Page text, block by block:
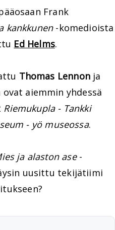
Frank
kankkunen-komedioista
Ed Helms.
Thomas Lennonja
aiemmin yhdessä
Riemukupla - Tankki
- yö museossa.
ja alaston ase-
uusittu tekijätiimi